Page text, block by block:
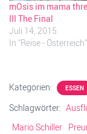
mOsis im mama
III The Final
Juli 14, 2015
In "Reise - Österreich"
Kategorien: ESSEN
Schlagwörter:
Mario Schiller